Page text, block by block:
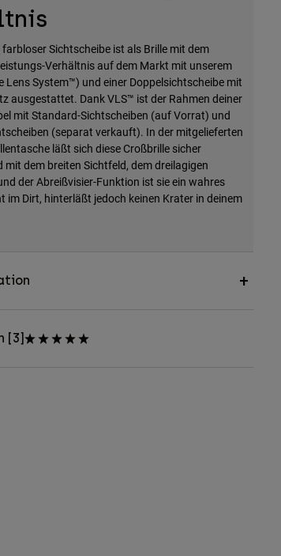
farbloser Sichtscheibe ist als Brille mit dem
Verhältnis auf dem Markt mit unserem
Lens System™) und einer Doppelsichtscheibe mit
ausgestattet. Dank VLS™ ist der Rahmen deiner
mit Standard-Sichtscheiben (auf Vorrat) und
(separat verkauft). In der mitgelieferten
läßt sich diese Croßbrille sicher
mit dem breiten Sichtfeld, dem dreilagigen
der Abreißvisier-Funktion ist sie ein wahres
im Dirt, hinterläßt jedoch keinen Krater in deinem
[3]